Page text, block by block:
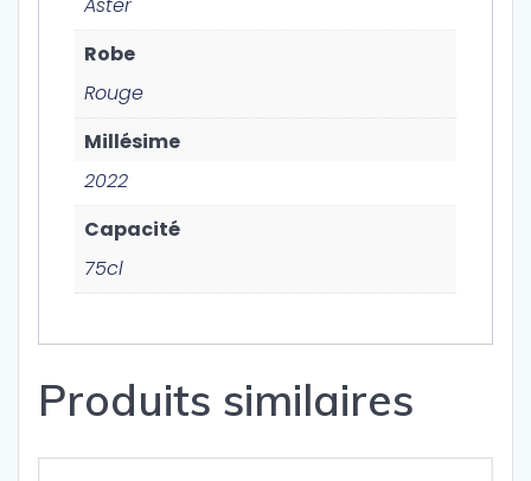
Robe
Rouge
Millésime
2022
Capacité
75cl
Produits similaires